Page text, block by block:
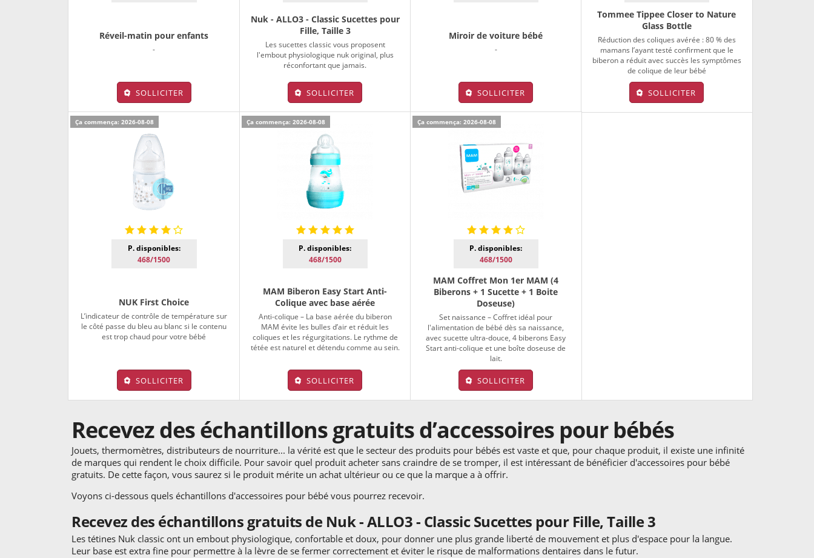
Réveil-matin pour enfants
-
SOLLICITER
Nuk - ALLO3 - Classic Sucettes pour
Fille, Taille 3
Les sucettes classic vous proposent
l'embout physiologique nuk original, plus
réconfortant que jamais.
SOLLICITER
Miroir de voiture bébé
-
SOLLICITER
Tommee Tippee Closer to Nature
Glass Bottle
Réduction des coliques avérée : 80 % des
mamans l’ayant testé confirment que le
biberon a réduit avec succès les symptômes
de colique de leur bébé
SOLLICITER
Ça commença: 2026-08-08
P. disponibles:
468/1500
NUK First Choice
L’indicateur de contrôle de température sur
le côté passe du bleu au blanc si le contenu
est trop chaud pour votre bébé
SOLLICITER
Ça commença: 2026-08-08
P. disponibles:
468/1500
MAM Biberon Easy Start Anti-
Colique avec base aérée
Anti-colique – La base aérée du biberon
MAM évite les bulles d’air et réduit les
coliques et les régurgitations. Le rythme de
tétée est naturel et détendu comme au sein.
SOLLICITER
Ça commença: 2026-08-08
P. disponibles:
468/1500
MAM Coffret Mon 1er MAM (4
Biberons + 1 Sucette + 1 Boite
Doseuse)
Set naissance – Coffret idéal pour
l'alimentation de bébé dès sa naissance,
avec sucette ultra-douce, 4 biberons Easy
Start anti-colique et une boîte doseuse de
lait.
SOLLICITER
Recevez des échantillons gratuits d’accessoires pour bébés
Jouets, thermomètres, distributeurs de nourriture... la vérité est que le secteur des produits pour bébés est vaste et que, pour chaque produit, il existe une infinité
de marques qui rendent le choix difficile. Pour savoir quel produit acheter sans craindre de se tromper, il est intéressant de bénéficier d'accessoires pour bébé
gratuits. De cette façon, vous saurez si le produit mérite un achat ultérieur ou ce que la marque a à offrir.
Voyons ci-dessous quels échantillons d'accessoires pour bébé vous pourrez recevoir.
Recevez des échantillons gratuits de Nuk - ALLO3 - Classic Sucettes pour Fille, Taille 3
Les tétines Nuk classic ont un embout physiologique, confortable et doux, pour donner une plus grande liberté de mouvement et plus d'espace pour la langue.
Leur base est extra fine pour permettre à la lèvre de se fermer correctement et éviter le risque de malformations dentaires dans le futur.